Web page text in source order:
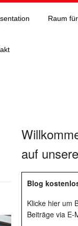
Raum
auf
Blog
Klicke hier um
Beiträge via E-